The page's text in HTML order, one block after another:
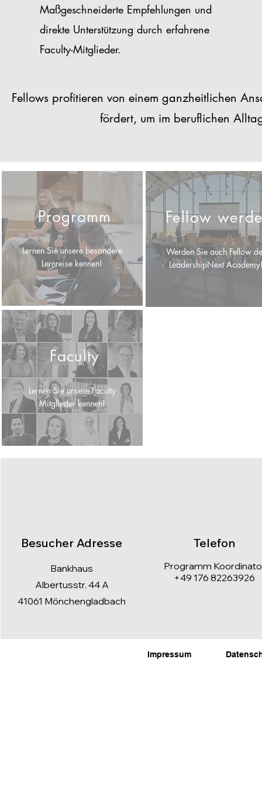
Maßgeschneiderte Empfehlungen und
direkte Unterstützung durch erfahrene
Faculty-Mitglieder.
Fellows profitieren von einem ganzheitlichen
fördert, um im beruflichen
Programm
Lernen Sie unsere besondere
Lernreise kennen!
Fellow
Werden Sie auch Fellow
LeadershipNext
Faculty
Lernen Sie unsere Faculty
Mitglieder kennen!
Besucher Adresse
Bankhaus
Albertusstr. 44 A
41061 Mönchengladbach
Telefon
Programm
+49 176 82263926
Impressum